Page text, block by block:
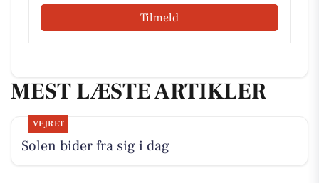
Tilmeld
MEST LÆSTE ARTIKLER
VEJRET
Solen bider fra sig i dag